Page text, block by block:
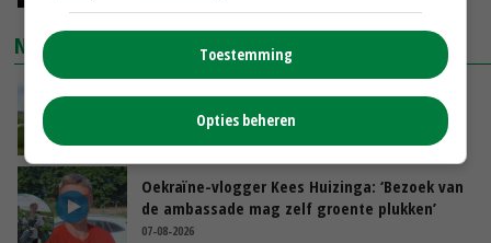
NIEUWSTE VIDEO'S
POAH!: John Deere 7730
Oekraïne-vlogger Kees Huizinga: ‘Bezoek van
de ambassade mag zelf groente plukken’
07-08-2026
Toestemming
Opties beheren